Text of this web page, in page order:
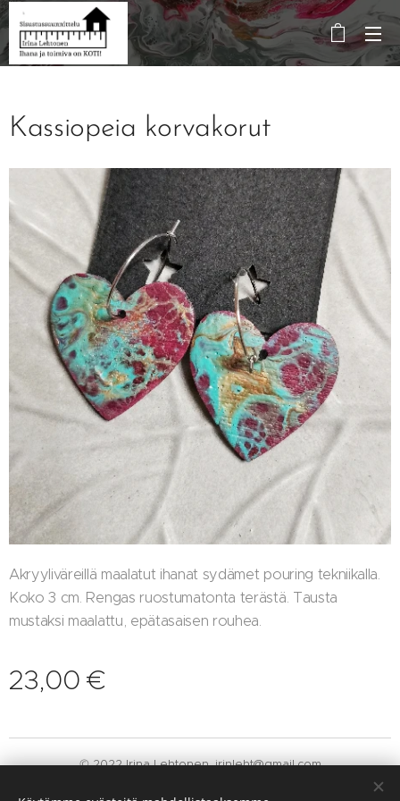
Kassiopeia korvakorut
Akryyliväreillä maalatut ihanat sydämet pouring tekniikalla.
Koko 3 cm. Rengas ruostumatonta terästä. Tausta
mustaksi maalattu, epätasaisen rouhea.
23,00 €
© 2022 Irina Lehtonen. irinleht@gmail.com